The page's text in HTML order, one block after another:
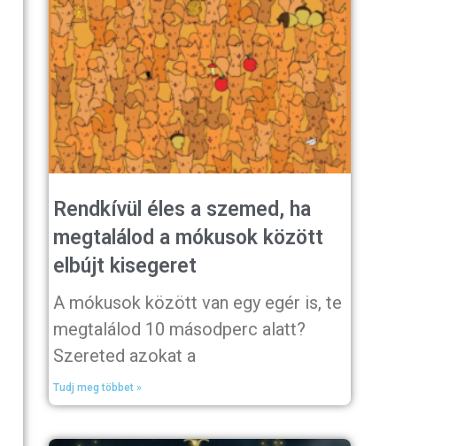
Rendkívül éles a szemed, ha
megtalálod a mókusok között
elbújt kisegeret
A mókusok között van egy egér is, te
megtalálod 10 másodperc alatt?
Szereted azokat a
Tudj meg többet »